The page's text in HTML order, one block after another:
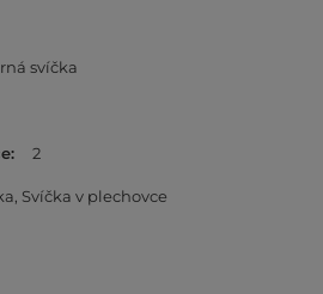
svíčka
2
Svíčka v plechovce